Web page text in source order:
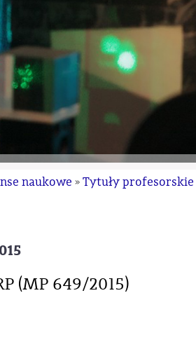
naukowe » Tytuły profesorskie
(MP 649/2015)